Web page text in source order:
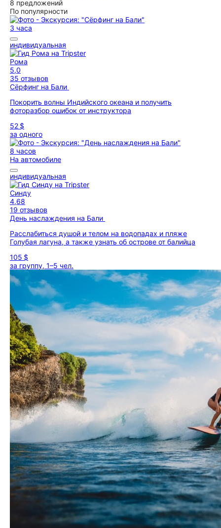
8 предложений
По популярности
3 часа
индивидуальная
Рома
5,0
35 отзывов
Сёрфинг на Бали
Покорить волны Индийского океана и получить
фоторазбор ошибок от инструктора
52 $
за одного
8 часов
На автомобиле
индивидуальная
Синду
4,68
19 отзывов
День наслаждения на Бали
Расслабиться душой и телом на водопадах и пляже
Голубая лагуна, а также узнать об острове от балийца
105 $
за группу, 1–5 чел.